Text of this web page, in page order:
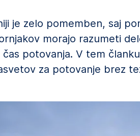
je zelo pomemben, saj
morajo razumeti
potovanja. V tem
za potovanje brez